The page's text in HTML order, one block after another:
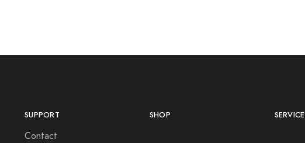
SUPPORT
Contact
SHOP SERVICE